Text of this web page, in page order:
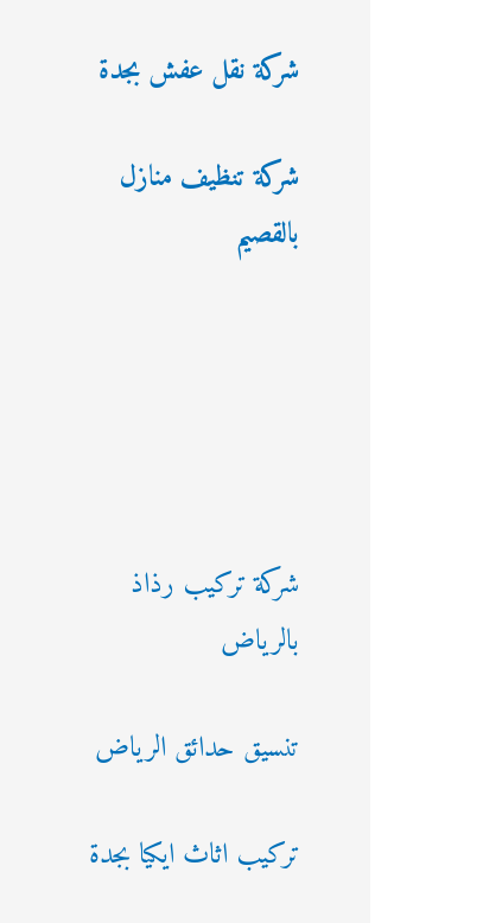
شركة نقل عفش بجدة
شركة تنظيف منازل
بالقصيم
شركة تركيب رذاذ
بالرياض
تنسيق حدائق الرياض
تركيب اثاث ايكيا بجدة